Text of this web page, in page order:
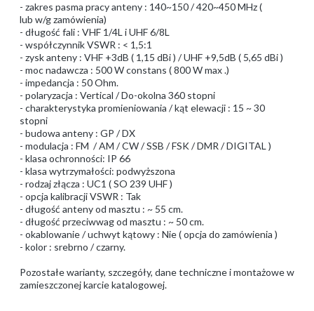
- zakres pasma pracy anteny : 140~150 / 420~450 MHz (
lub w/g zamówienia)
- długość fali : VHF 1/4L i UHF 6/8L
- współczynnik VSWR : < 1,5:1
- zysk anteny : VHF +3dB ( 1,15 dBi ) / UHF +9,5dB ( 5,65 dBi )
- moc nadawcza : 500 W constans ( 800 W max .)
- impedancja : 50 Ohm.
- polaryzacja : Vertical / Do-okolna 360 stopni
- charakterystyka promieniowania / kąt elewacji : 15 ~ 30
stopni
- budowa anteny : GP / DX
- modulacja : FM / AM / CW / SSB / FSK / DMR / DIGITAL )
- klasa ochronności: IP 66
- klasa wytrzymałości: podwyższona
- rodzaj złącza : UC1 ( SO 239 UHF )
- opcja kalibracji VSWR : Tak
- długość anteny od masztu : ~ 55 cm.
- długość przeciwwag od masztu : ~ 50 cm.
- okablowanie / uchwyt kątowy : Nie ( opcja do zamówienia )
- kolor : srebrno / czarny.
Pozostałe warianty, szczegóły, dane techniczne i montażowe w
zamieszczonej karcie katalogowej.